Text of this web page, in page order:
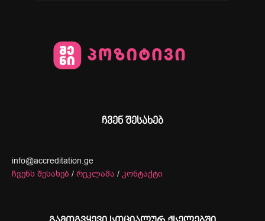
ჩვენ შესახებ
info@accreditation.ge
ჩვენს შესახებ / რეკლამა / კონტაქტი